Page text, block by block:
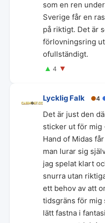
som en ren
Sverige får en
på riktigt. Det är
förlovningsring
ofullständigt.
▲ 4 ▼
Lycklig Falk ●4
Det är just den
sticker ut för mig
Hand of Midas
man lurar sig
jag spelat klart
snurra utan
ett behov av att
tidsgräns för mig
lätt fastna i